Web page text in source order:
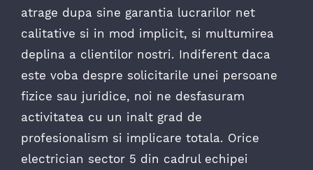
atrage dupa sine garantia lucrarilor net
calitative si in mod implicit, si multumirea
deplina a clientilor nostri. Indiferent daca
este voba despre solicitarile unei persoane
fizice sau juridice, noi ne desfasuram
activitatea cu un inalt grad de
profesionalism si implicare totala. Orice
electrician sector 5 din cadrul echipei